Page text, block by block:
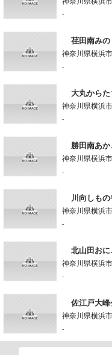
-
荏田南みの
神奈川県横浜
-
大丸からた
神奈川県横浜
-
勝田南あ
神奈川県横浜
-
川向しも
神奈川県横浜
-
北山田お
神奈川県横浜
-
佐江戸大峰
神奈川県横浜
-